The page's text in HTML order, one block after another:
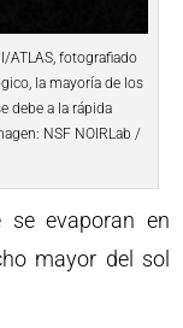
ATLAS, fotografiado
la mayoría de los
debe a la rápida
NSF NOIRLab /
se evaporan en
mayor del sol